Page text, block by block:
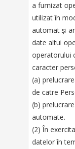
a furnizat
utilizat în
automat și
date altui
operatorului
caracter
(a)
de catre
(b)
automate.
(2) În
datelor în